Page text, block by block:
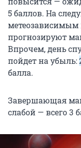
5 баллов. На
метеозависимым
прогнозируют
Впрочем, день
пойдет на убыль:
балла.
Завершающая
слабой — всего 3